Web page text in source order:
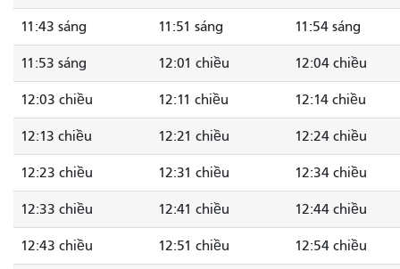
11:43 sáng 11:51 sáng 11:54 sáng
11:53 sáng 12:01 chiều 12:04 chiều
12:03 chiều 12:11 chiều 12:14 chiều
12:13 chiều 12:21 chiều 12:24 chiều
12:23 chiều 12:31 chiều 12:34 chiều
12:33 chiều 12:41 chiều 12:44 chiều
12:43 chiều 12:51 chiều 12:54 chiều